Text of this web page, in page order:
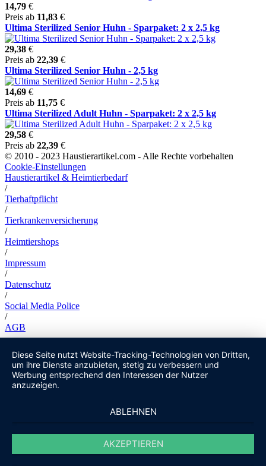
14,79 €
Preis ab 11,83 €
Ultima Sterilized Senior Huhn - Sparpaket: 2 x 2,5 kg
29,38 €
Preis ab 22,39 €
Ultima Sterilized Senior Huhn - 2,5 kg
14,69 €
Preis ab 11,75 €
Ultima Sterilized Adult Huhn - Sparpaket: 2 x 2,5 kg
29,58 €
Preis ab 22,39 €
© 2010 - 2023 Haustierartikel.com - Alle Rechte vorbehalten
Cookie-Einstellungen
Haustierartikel & Heimtierbedarf
/
Tierhaftpflicht
/
Tierkrankenversicherung
/
Heimtiershops
/
Impressum
/
Datenschutz
/
Social Media Police
/
AGB
Diese Seite nutzt Website-Tracking-Technologien von Dritten,
um ihre Dienste anzubieten, stetig zu verbessern und
Werbung entsprechend den Interessen der Nutzer
anzuzeigen.
ABLEHNEN
AKZEPTIEREN